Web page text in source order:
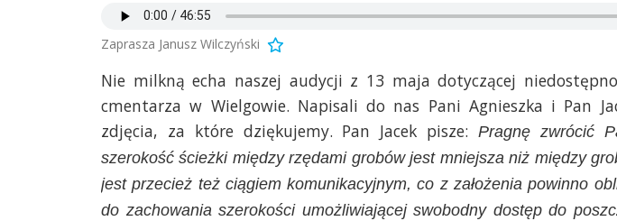
Zaprasza Janusz Wilczyński
Nie milkną echa naszej audycji z 13 maja dotyczącej
cmentarza w Wielgowie. Napisali do nas Pani Agnieszka i Pan
zdjęcia, za które dziękujemy. Pan Jacek pisze:
Pragnę zwrócić
szerokość ścieżki między rzędami grobów jest mniejsza niż między
jest przecież też ciągiem komunikacyjnym, co z założenia powinno
do zachowania szerokości umożliwiającej swobodny dostęp do